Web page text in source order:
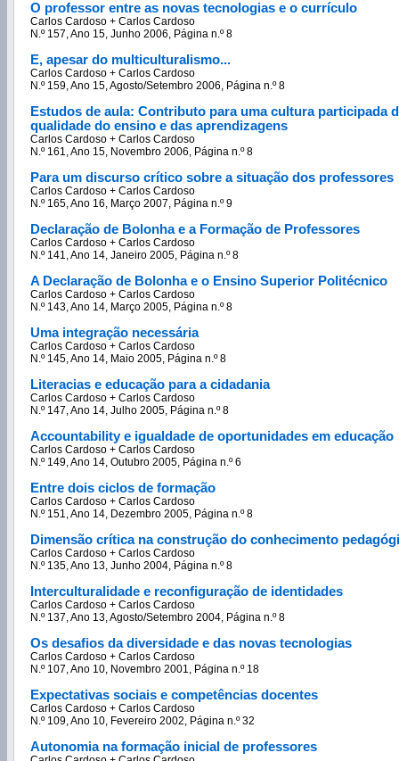
O professor entre as novas tecnologias e o currículo
Carlos Cardoso + Carlos Cardoso
N.º 157, Ano 15, Junho 2006, Página n.º 8
E, apesar do multiculturalismo...
Carlos Cardoso + Carlos Cardoso
N.º 159, Ano 15, Agosto/Setembro 2006, Página n.º 8
Estudos de aula: Contributo para uma cultura participada
qualidade do ensino e das aprendizagens
Carlos Cardoso + Carlos Cardoso
N.º 161, Ano 15, Novembro 2006, Página n.º 8
Para um discurso crítico sobre a situação dos professores
Carlos Cardoso + Carlos Cardoso
N.º 165, Ano 16, Março 2007, Página n.º 9
Declaração de Bolonha e a Formação de Professores
Carlos Cardoso + Carlos Cardoso
N.º 141, Ano 14, Janeiro 2005, Página n.º 8
A Declaração de Bolonha e o Ensino Superior Politécnico
Carlos Cardoso + Carlos Cardoso
N.º 143, Ano 14, Março 2005, Página n.º 8
Uma integração necessária
Carlos Cardoso + Carlos Cardoso
N.º 145, Ano 14, Maio 2005, Página n.º 8
Literacias e educação para a cidadania
Carlos Cardoso + Carlos Cardoso
N.º 147, Ano 14, Julho 2005, Página n.º 8
Accountability e igualdade de oportunidades em educação
Carlos Cardoso + Carlos Cardoso
N.º 149, Ano 14, Outubro 2005, Página n.º 6
Entre dois ciclos de formação
Carlos Cardoso + Carlos Cardoso
N.º 151, Ano 14, Dezembro 2005, Página n.º 8
Dimensão crítica na construção do conhecimento
Carlos Cardoso + Carlos Cardoso
N.º 135, Ano 13, Junho 2004, Página n.º 8
Interculturalidade e reconfiguração de identidades
Carlos Cardoso + Carlos Cardoso
N.º 137, Ano 13, Agosto/Setembro 2004, Página n.º 8
Os desafios da diversidade e das novas tecnologias
Carlos Cardoso + Carlos Cardoso
N.º 107, Ano 10, Novembro 2001, Página n.º 18
Expectativas sociais e competências docentes
Carlos Cardoso + Carlos Cardoso
N.º 109, Ano 10, Fevereiro 2002, Página n.º 32
Autonomia na formação inicial de professores